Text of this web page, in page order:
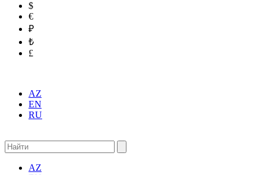
$
€
₽
₺
£
AZ
EN
RU
AZ